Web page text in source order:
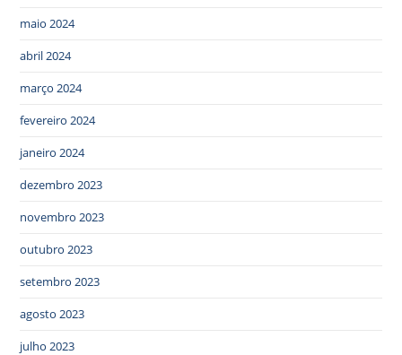
maio 2024
abril 2024
março 2024
fevereiro 2024
janeiro 2024
dezembro 2023
novembro 2023
outubro 2023
setembro 2023
agosto 2023
julho 2023